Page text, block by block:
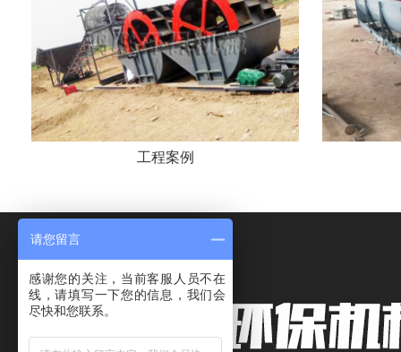
工程案例
请您留言
感谢您的关注，当前客服人员不在
线，请填写一下您的信息，我们会
尽快和您联系。